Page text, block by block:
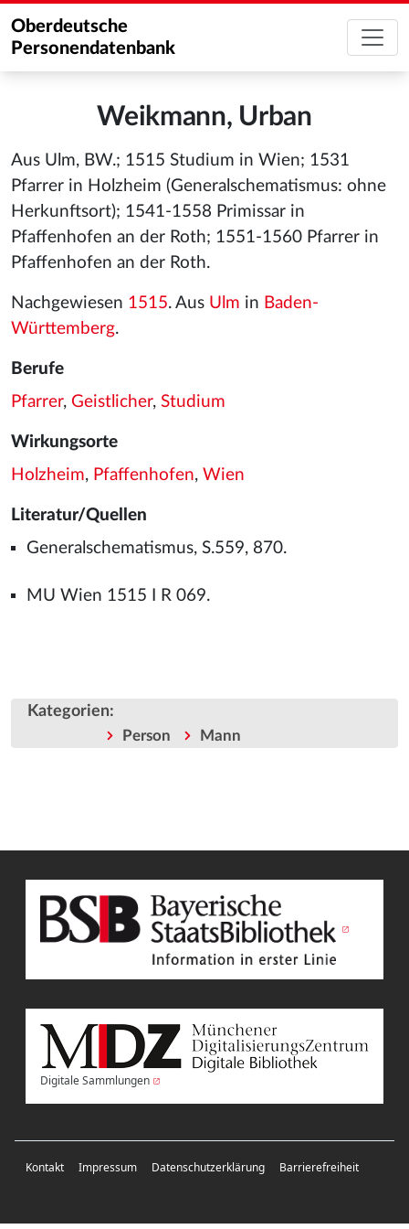
Oberdeutsche
Personendatenbank
Weikmann, Urban
Aus Ulm, BW.; 1515 Studium in Wien; 1531
Pfarrer in Holzheim (Generalschematismus: ohne
Herkunftsort); 1541-1558 Primissar in
Pfaffenhofen an der Roth; 1551-1560 Pfarrer in
Pfaffenhofen an der Roth.
Nachgewiesen 1515. Aus Ulm in Baden-
Württemberg.
Berufe
Pfarrer, Geistlicher, Studium
Wirkungsorte
Holzheim, Pfaffenhofen, Wien
Literatur/Quellen
Generalschematismus, S.559, 870.
MU Wien 1515 I R 069.
Kategorien:
Person Mann
Digitale Sammlungen
Kontakt Impressum Datenschutzerklärung Barrierefreiheit